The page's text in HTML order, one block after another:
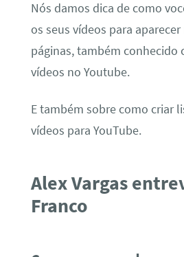
Nós damos dica de como
os seus vídeos para
páginas, também conhecido
vídeos no Youtube.
E também sobre como criar
vídeos para YouTube.
Alex Vargas
Franco